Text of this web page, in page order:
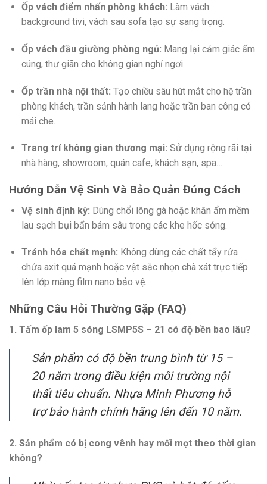
Ốp vách điểm nhấn phòng khách: Làm vách
background tivi, vách sau sofa tạo sự sang trọng.
Ốp vách đầu giường phòng ngủ: Mang lại cảm giác ấm
cúng, thư giãn cho không gian nghỉ ngơi.
Ốp trần nhà nội thất: Tạo chiều sâu hút mắt cho hệ trần
phòng khách, trần sảnh hành lang hoặc trần ban công có
mái che.
Trang trí không gian thương mại: Sử dụng rộng rãi tại
nhà hàng, showroom, quán cafe, khách sạn, spa…
Hướng Dẫn Vệ Sinh Và Bảo Quản Đúng Cách
Vệ sinh định kỳ: Dùng chổi lông gà hoặc khăn ẩm mềm
lau sạch bụi bẩn bám sâu trong các khe hốc sóng.
Tránh hóa chất mạnh: Không dùng các chất tẩy rửa
chứa axit quá mạnh hoặc vật sắc nhọn chà xát trực tiếp
lên lớp màng film nano bảo vệ.
Những Câu Hỏi Thường Gặp (FAQ)
1. Tấm ốp lam 5 sóng LSMP5S – 21 có độ bền bao lâu?
Sản phẩm có độ bền trung bình từ 15 –
20 năm trong điều kiện môi trường nội
thất tiêu chuẩn. Nhựa Minh Phương hỗ
trợ bảo hành chính hãng lên đến 10 năm.
2. Sản phẩm có bị cong vênh hay mối mọt theo thời gian
không?